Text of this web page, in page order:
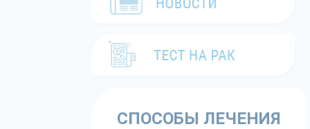
СПОСОБЫ ЛЕЧЕНИЯ